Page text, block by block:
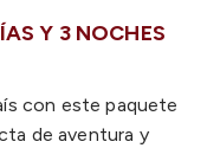
Y 3 NOCHES
con este paquete
de aventura y